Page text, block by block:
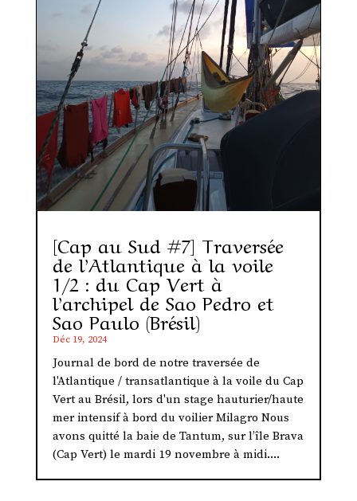
[Cap au Sud #7] Traversée
de l’Atlantique à la voile
1/2 : du Cap Vert à
l’archipel de Sao Pedro et
Sao Paulo (Brésil)
Déc 19, 2024
Journal de bord de notre traversée de
l'Atlantique / transatlantique à la voile du Cap
Vert au Brésil, lors d'un stage hauturier/haute
mer intensif à bord du voilier Milagro Nous
avons quitté la baie de Tantum, sur l’île Brava
(Cap Vert) le mardi 19 novembre à midi....